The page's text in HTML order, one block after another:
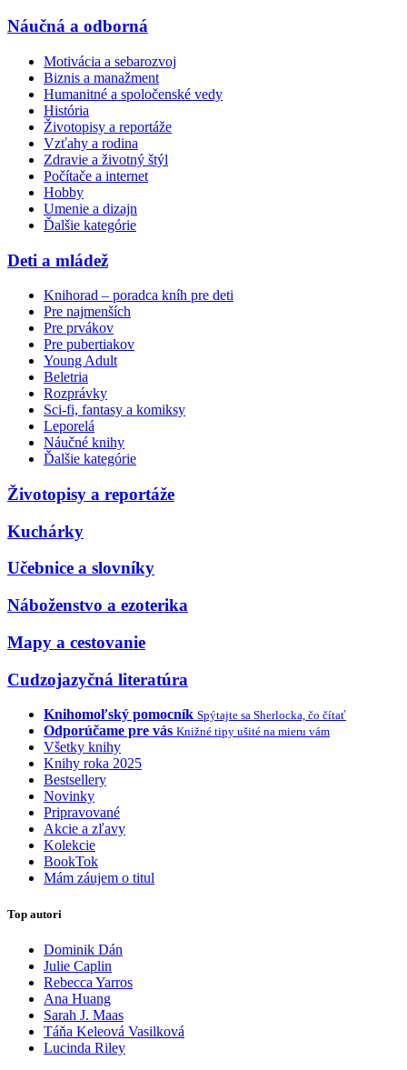
Náučná a odborná
Motivácia a sebarozvoj
Biznis a manažment
Humanitné a spoločenské vedy
História
Životopisy a reportáže
Vzťahy a rodina
Zdravie a životný štýl
Počítače a internet
Hobby
Umenie a dizajn
Ďalšie kategórie
Deti a mládež
Knihorad – poradca kníh pre deti
Pre najmenších
Pre prvákov
Pre pubertiakov
Young Adult
Beletria
Rozprávky
Sci-fi, fantasy a komiksy
Leporelá
Náučné knihy
Ďalšie kategórie
Životopisy a reportáže
Kuchárky
Učebnice a slovníky
Náboženstvo a ezoterika
Mapy a cestovanie
Cudzojazyčná literatúra
Knihomoľský pomocník Spýtajte sa Sherlocka, čo čítať
Odporúčame pre vás Knižné tipy ušité na mieru vám
Všetky knihy
Knihy roka 2025
Bestsellery
Novinky
Pripravované
Akcie a zľavy
Kolekcie
BookTok
Mám záujem o titul
Top autori
Dominik Dán
Julie Caplin
Rebecca Yarros
Ana Huang
Sarah J. Maas
Táňa Keleová Vasilková
Lucinda Riley